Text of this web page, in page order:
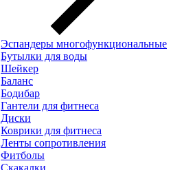
Эспандеры многофункциональные
Бутылки для воды
Шейкер
Баланс
Бодибар
Гантели для фитнеса
Диски
Коврики для фитнеса
Ленты сопротивления
Фитболы
Скакалки